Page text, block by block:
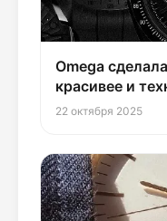
Omega
красивее и
22 октября 2025